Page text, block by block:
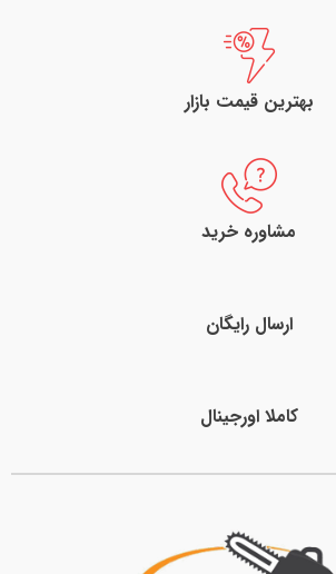
بهترین قیمت بازار
مشاوره خرید
ارسال رایگان
کاملا اورجینال